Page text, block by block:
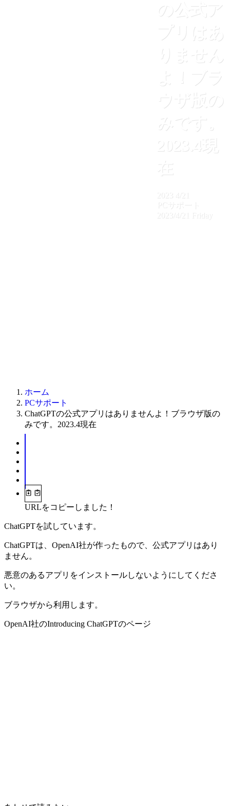
の公式ア
プリはあ
りません
よ！ブラ
ウザ版の
みです。
2023.4現
在
2023 4/21
PCサポート
2023/4/21 Friday
ホーム
PCサポート
ChatGPTの公式アプリはありませんよ！ブラウザ版の
みです。2023.4現在
URLをコピーしました！
ChatGPTを試しています。
ChatGPTは、OpenAI社が作ったもので、公式アプリはあり
ません。
悪意のあるアプリをインストールしないようにしてくださ
い。
ブラウザから利用します。
OpenAI社のIntroducing ChatGPTのページ